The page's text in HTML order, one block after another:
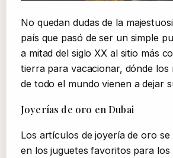
No quedan dudas de la
país que pasó de ser un simple
a mitad del siglo XX al sitio más
tierra para vacacionar, dónde los
de todo el mundo vienen a dejar
Joyerías de oro en Dubai
Los artículos de joyería de oro
en los juguetes favoritos para los